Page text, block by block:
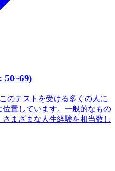
50~69)
のテストを受ける多くの人に
置しています。一般的なもの
まざまな人生経験を相当数し